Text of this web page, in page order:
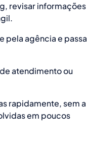
revisar informações
pela agência e passa
atendimento ou
rapidamente, sem a
em poucos